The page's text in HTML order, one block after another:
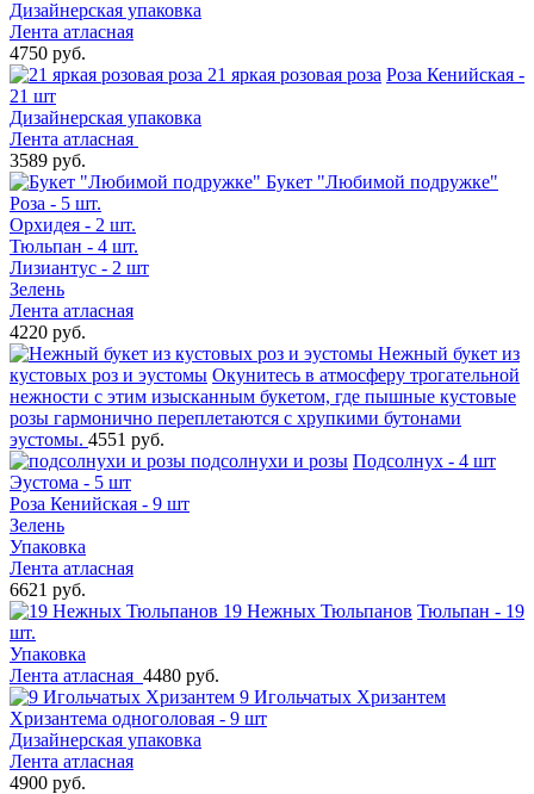
Дизайнерская упаковка
Лента атласная
4750 руб.
21 яркая розовая роза Роза Кенийская -
21 шт
Дизайнерская упаковка
Лента атласная
3589 руб.
Букет "Любимой подружке"
Роза - 5 шт.
Орхидея - 2 шт.
Тюльпан - 4 шт.
Лизиантус - 2 шт
Зелень
Лента атласная
4220 руб.
Нежный букет из
кустовых роз и эустомы Окунитесь в атмосферу трогательной
нежности с этим изысканным букетом, где пышные кустовые
розы гармонично переплетаются с хрупкими бутонами
эустомы. 4551 руб.
подсолнухи и розы Подсолнух - 4 шт
Эустома - 5 шт
Роза Кенийская - 9 шт
Зелень
Упаковка
Лента атласная
6621 руб.
19 Нежных Тюльпанов Тюльпан - 19
шт.
Упаковка
Лента атласная 4480 руб.
9 Игольчатых Хризантем
Хризантема одноголовая - 9 шт
Дизайнерская упаковка
Лента атласная
4900 руб.